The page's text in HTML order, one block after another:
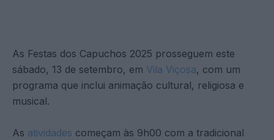
As Festas dos Capuchos 2025 prosseguem este
sábado, 13 de setembro, em Vila Viçosa, com um
programa que inclui animação cultural, religiosa e
musical.
As atividades começam às 9h00 com a tradicional